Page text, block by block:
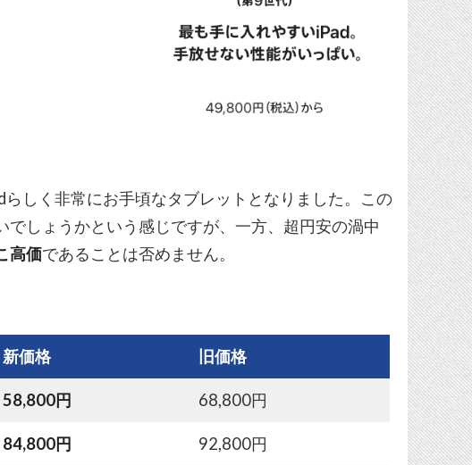
らしく非常にお手頃なタブレットとなりました。この
しょうかという感じですが、一方、超円安の渦中
高価であることは否めません。
新価格 旧価格
58,800円 68,800円
84,800円 92,800円